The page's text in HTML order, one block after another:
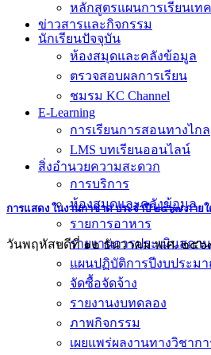
หลักสูตรแผนการเรียนเท
ข่าวสารและกิจกรรม
นักเรียนปัจจุบัน
ห้องสมุดและคลังข้อมูล
ตรวจสอบผลการเรียน
ชมรม KC Channel
E-Learning
การเรียนการสอนทางไกล
LMS บทเรียนออนไลน์
สิ่งอำนวยความสะดวก
การบริการ
ห้องสมุดและคลังข้อมูล
รายการอาหาร
รายงานการประเมินสถา
แผนปฏิบัติการปีงบประมา
จัดซื้อจัดจ้าง
รายงานงบทดลอง
ภาพกิจกรรม
เผยแพร่ผลงานทางวิชากา
การแสดง ในงานกาชาด ประจำปี ๒๕๖๗ ภา
วันพฤหัสบดีที่ ๑๒ ธันวาคม พ.ศ. ๒๕๖